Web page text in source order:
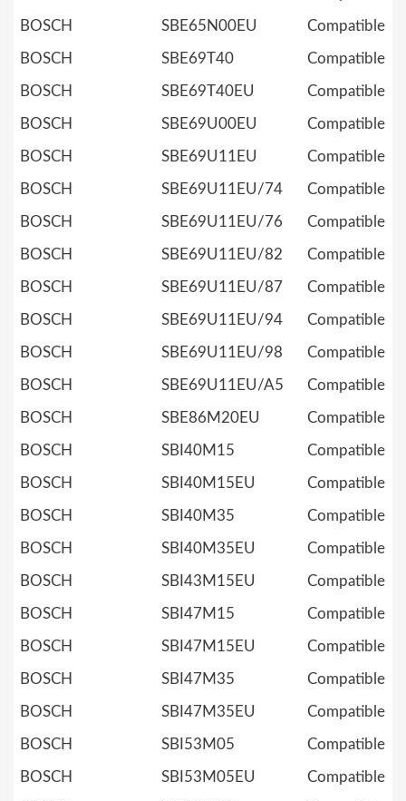
BOSCH SBE65N00EU Compatible
BOSCH SBE69T40 Compatible
BOSCH SBE69T40EU Compatible
BOSCH SBE69U00EU Compatible
BOSCH SBE69U11EU Compatible
BOSCH SBE69U11EU/74 Compatible
BOSCH SBE69U11EU/76 Compatible
BOSCH SBE69U11EU/82 Compatible
BOSCH SBE69U11EU/87 Compatible
BOSCH SBE69U11EU/94 Compatible
BOSCH SBE69U11EU/98 Compatible
BOSCH SBE69U11EU/A5 Compatible
BOSCH SBE86M20EU Compatible
BOSCH SBI40M15 Compatible
BOSCH SBI40M15EU Compatible
BOSCH SBI40M35 Compatible
BOSCH SBI40M35EU Compatible
BOSCH SBI43M15EU Compatible
BOSCH SBI47M15 Compatible
BOSCH SBI47M15EU Compatible
BOSCH SBI47M35 Compatible
BOSCH SBI47M35EU Compatible
BOSCH SBI53M05 Compatible
BOSCH SBI53M05EU Compatible